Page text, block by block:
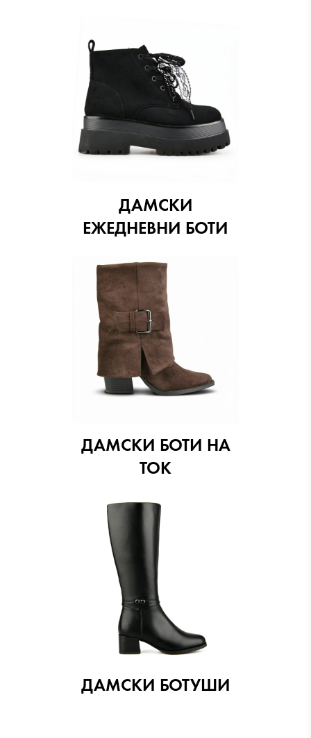
ДАМСКИ
ЕЖЕДНЕВНИ БОТИ
ДАМСКИ БОТИ НА
ТОК
ДАМСКИ БОТУШИ